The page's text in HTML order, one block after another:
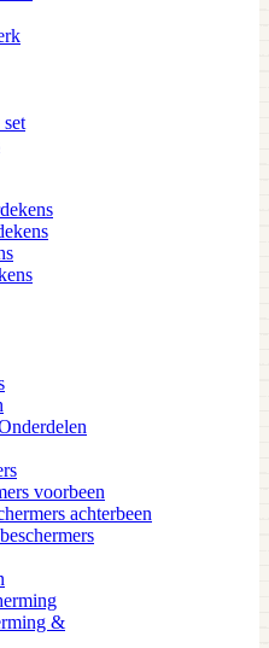
voorbeen
achterbeen
&